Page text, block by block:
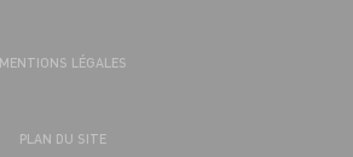
MENTIONS LÉGALES
PLAN DU SITE